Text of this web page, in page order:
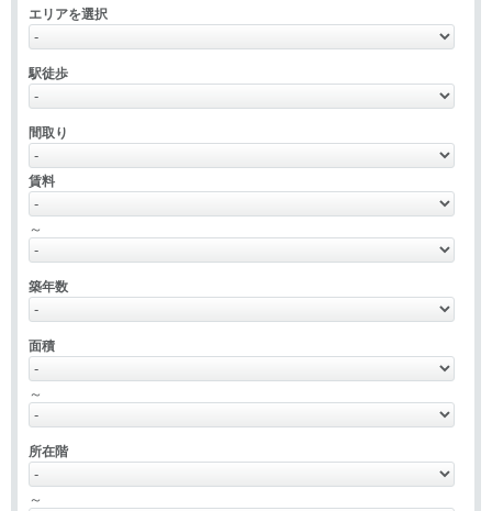
エリアを選択
駅徒歩
間取り
賃料
～
築年数
面積
～
所在階
～